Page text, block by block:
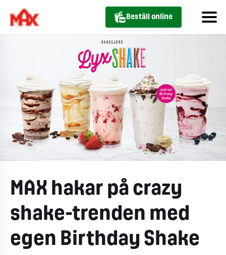
Beställ online
MAX hakar på crazy
shake-trenden med
egen Birthday Shake